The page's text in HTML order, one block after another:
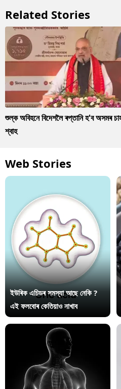
Related Stories
শুল্ক অবিহনে বিদেশলৈ ৰপ্তানি হ'ব অসমৰ
শ্বাহ
Web Stories
ইউৰিক এচিডৰ সমস্যা আছে নেকি ?
এই ফলবোৰ কেতিয়াও নাখাব